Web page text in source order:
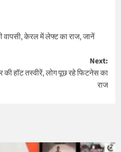
वापसी, केरल में लेफ्ट का राज, जानें
Next:
हॉट तस्वीरें, लोग पूछ रहे फिटनेस का
राज